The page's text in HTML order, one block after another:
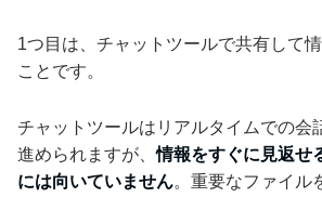
1つ目は、チャットツールで共有して
ことです。
チャットツールはリアルタイムでの会
進められますが、情報をすぐに見返せ
には向いていません。重要なファイル